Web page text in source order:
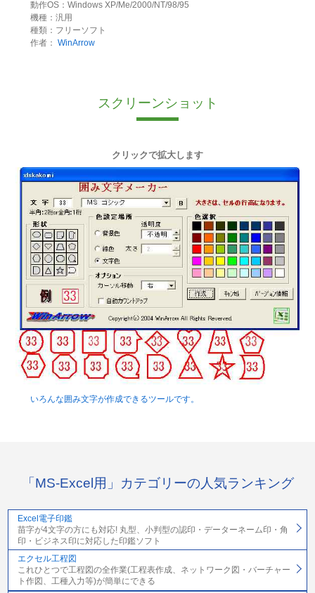
動作OS：Windows XP/Me/2000/NT/98/95
機種：汎用
種類：フリーソフト
作者： WinArrow
スクリーンショット
クリックで拡大します
いろんな囲み文字が作成できるツールです。
「MS-Excel用」カテゴリーの人気ランキング
Excel電子印鑑
苗字が4文字の方にも対応! 丸型、小判型の認印・データーネーム印・角
印・ビジネス印に対応した印鑑ソフト
エクセル工程図
これひとつで工程図の全作業(工程表作成、ネットワーク図・バーチャー
ト作図、工種入力等)が簡単にできる